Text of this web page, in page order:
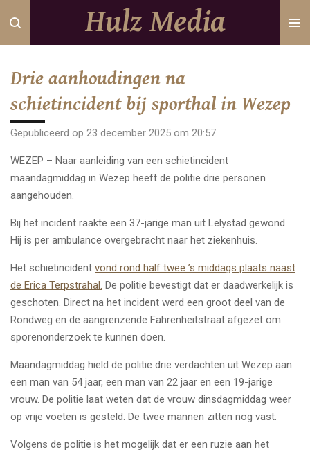
Ga
direct
hoofdinhoud
Hulz Media
Drie aanhoudingen na
schietincident bij sporthal in Wezep
Gepubliceerd op 23 december 2025 om 20:57
WEZEP – Naar aanleiding van een schietincident
maandagmiddag in Wezep heeft de politie drie personen
aangehouden.
Bij het incident raakte een 37-jarige man uit Lelystad gewond.
Hij is per ambulance overgebracht naar het ziekenhuis.
Het schietincident vond rond half twee ’s middags plaats naast
de Erica Terpstrahal. De politie bevestigt dat er daadwerkelijk is
geschoten. Direct na het incident werd een groot deel van de
Rondweg en de aangrenzende Fahrenheitstraat afgezet om
sporenonderzoek te kunnen doen.
Maandagmiddag hield de politie drie verdachten uit Wezep aan:
een man van 54 jaar, een man van 22 jaar en een 19-jarige
vrouw. De politie laat weten dat de vrouw dinsdagmiddag weer
op vrije voeten is gesteld. De twee mannen zitten nog vast.
Volgens de politie is het mogelijk dat er een ruzie aan het